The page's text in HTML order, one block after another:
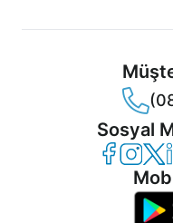
Sosyal
Casper
Casper